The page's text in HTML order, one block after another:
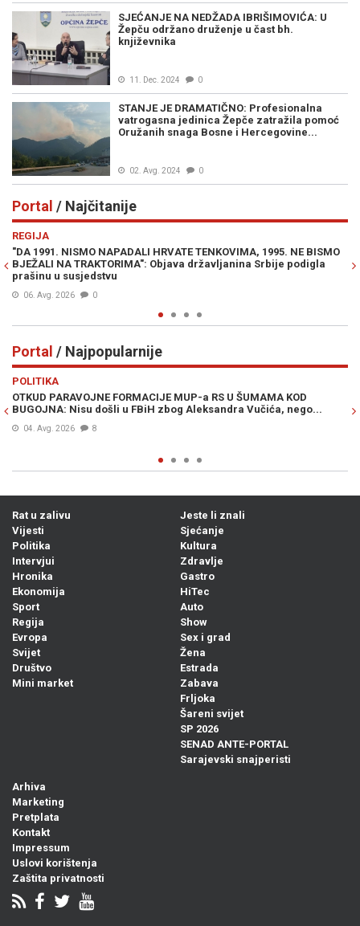
SJEĆANJE NA NEDŽADA IBRIŠIMOVIĆA: U
Žepču održano druženje u čast bh.
književnika
11. Dec. 2024 0
STANJE JE DRAMATIČNO: Profesionalna
vatrogasna jedinica Žepče zatražila pomoć
Oružanih snaga Bosne i Hercegovine...
02. Avg. 2024 0
Portal / Najčitanije
REGIJA
"DA 1991. NISMO NAPADALI HRVATE TENKOVIMA, 1995. NE BISMO
BJEŽALI NA TRAKTORIMA": Objava državljanina Srbije podigla
prašinu u susjedstvu
06. Avg. 2026 0
Portal / Najpopularnije
POLITIKA
OTKUD PARAVOJNE FORMACIJE MUP-a RS U ŠUMAMA KOD
BUGOJNA: Nisu došli u FBiH zbog Aleksandra Vučića, nego...
04. Avg. 2026 8
Rat u zalivu
Vijesti
Politika
Intervjui
Hronika
Ekonomija
Sport
Regija
Evropa
Svijet
Društvo
Mini market
Jeste li znali
Sjećanje
Kultura
Zdravlje
Gastro
HiTec
Auto
Show
Sex i grad
Žena
Estrada
Zabava
Frljoka
Šareni svijet
SP 2026
SENAD ANTE-PORTAL
Sarajevski snajperisti
Arhiva
Marketing
Pretplata
Kontakt
Impressum
Uslovi korištenja
Zaštita privatnosti